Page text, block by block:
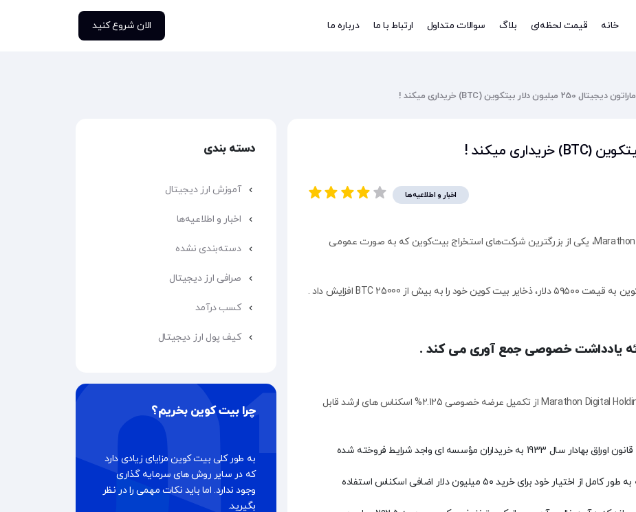
خانه قیمت لحظه‌ای بلاگ سوالات متداول ارتباط با ما درباره ما الان شروع کنید
ماراتون دیجیتال 250 میلیون دلار بیتکوین (BTC) خریداری میکند !
اخبار و اطلاعیه‌ها
شرکت ماراتون دیجیتال Marathon Digital Holdings (MARA)، یکی از بزرگترین شرکت‌های استخراج بیت‌کوین که به صورت عمومی
بیت کوینخود را به بیش از 25000 BTC افزایش داد .
در یک بیانیه مطبوعاتی در 24 مرداد ، Marathon Digital Holdings (MARA) از تکمیل عرضه خصوصی 2.125% اسکناس های ارشد قابل
اسکناس های ذکر شده که طبق قانون 144A قانون اوراق بهادار سال 1933 به خریداران مؤسسه ای واجد شرایط فروخته شده
این توجه باعث شد که سرمایه گذاران اولیه به طور کامل از اختیار خود برای خرید ۵۰ میلیون دلار اضافی اسکناس استفاده
دسته بندی
آموزش ارز دیجیتال
اخبار و اطلاعیه‌ها
دسته‌بندی نشده
صرافی ارز دیجیتال
کسب درآمد
کیف پول ارز دیجیتال
چرا بیت کوین بخریم؟
به طور کلی بیت کوین مزایای زیادی دارد
که در سایر روش های سرمایه گذاری
وجود ندارد. اما باید نکات مهمی را در نظر
بگیرید.